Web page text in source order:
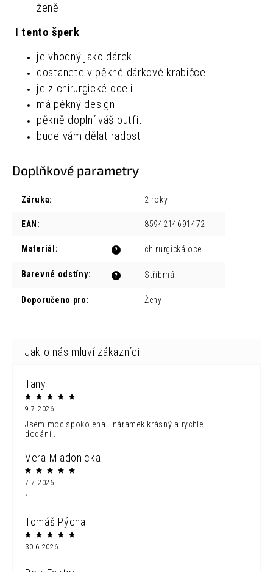
ženě
I tento šperk
je vhodný jako dárek
dostanete v pěkné dárkové krabičce
je z chirurgické oceli
má pěkný design
pěkně doplní váš outfit
bude vám dělat radost
Doplňkové parametry
Záruka: 2 roky
EAN : 8594214691472
?
Materíál : chirurgická ocel
?
Barevné odstíny: Stříbrná
Doporučeno pro: Ženy
Tany
9.7.2026
Jsem moc spokojena...náramek krásný a rychle
dodání...
Vera Mladonicka
7.7.2026
1
Tomáš Pýcha
30.6.2026